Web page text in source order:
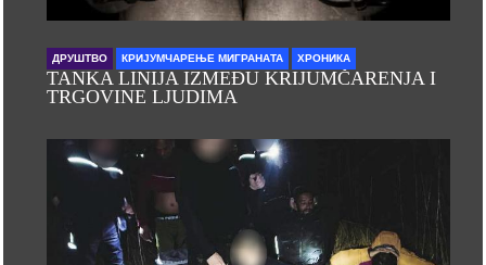
ДРУШТВО КРИЈУМЧАРЕЊЕ МИГРАНАТА ХРОНИКА
TANKA LINIJA IZMEĐU KRIJUMČARENJA I
TRGOVINE LJUDIMA